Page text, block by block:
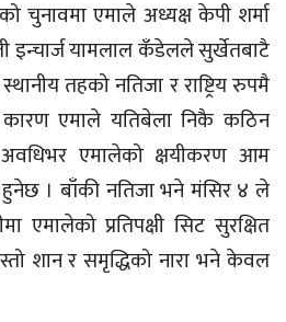
चुनावमा एमाले अध्यक्ष केपी शर्मा
इन्चार्ज यामलाल कँडेलले सुर्खेतबाटै
तहको नतिजा र राष्ट्रिय रुपमै
एमाले यतिबेला निकै कठिन
एमालेको क्षयीकरण आम
। बाँकी नतिजा भने मंसिर ४ ले
प्रतिपक्षी सिट सुरक्षित
शान र समृद्धिको नारा भने केवल